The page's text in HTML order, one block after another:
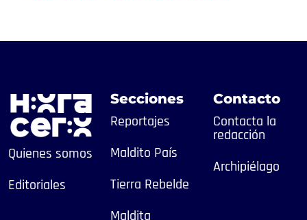
Quienes somos
Editoriales
Secciones
Reportajes
Maldito País
Tierra Rebelde
Maldita
Contacto
Contacta la
redacción
Archipiélago